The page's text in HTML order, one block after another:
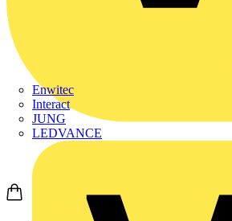
Enwitec
Interact
JUNG
LEDVANCE